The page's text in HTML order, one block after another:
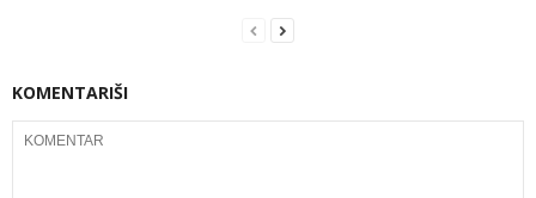
KOMENTARIŠI